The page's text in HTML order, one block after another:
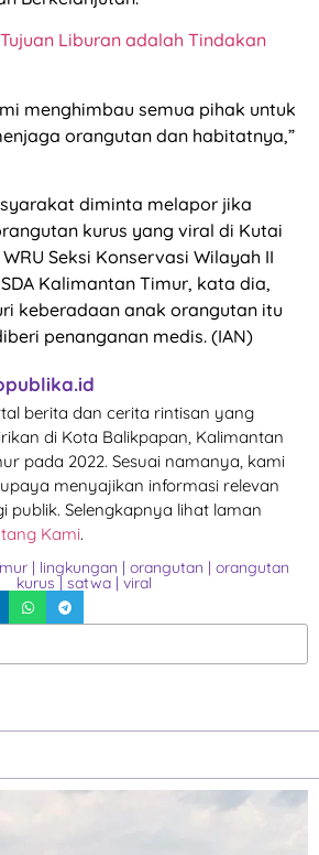
Liburan adalah Tindakan
menghimbau semua pihak untuk
orangutan dan habitatnya,”
diminta melapor jika
kurus yang viral di Kutai
Seksi Konservasi Wilayah II
Kalimantan Timur, kata dia,
keberadaan anak orangutan itu
penanganan medis. (IAN)
berita dan cerita rintisan yang
di Kota Balikpapan, Kalimantan
pada 2022. Sesuai namanya, kami
menyajikan informasi relevan
publik. Selengkapnya lihat laman
Kami.
| lingkungan orangutan orangutan
kurus |satwa |viral